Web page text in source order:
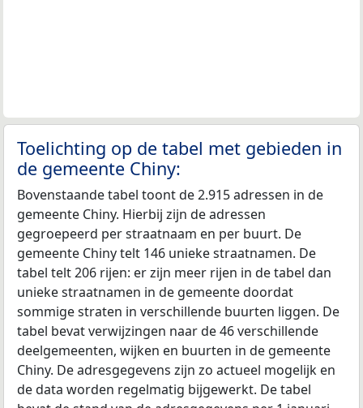
Toelichting op de tabel met gebieden in
de gemeente Chiny:
Bovenstaande tabel toont de 2.915 adressen in de
gemeente Chiny. Hierbij zijn de adressen
gegroepeerd per straatnaam en per buurt. De
gemeente Chiny telt 146 unieke straatnamen. De
tabel telt 206 rijen: er zijn meer rijen in de tabel dan
unieke straatnamen in de gemeente doordat
sommige straten in verschillende buurten liggen. De
tabel bevat verwijzingen naar de 46 verschillende
deelgemeenten, wijken en buurten in de gemeente
Chiny. De adresgegevens zijn zo actueel mogelijk en
de data worden regelmatig bijgewerkt. De tabel